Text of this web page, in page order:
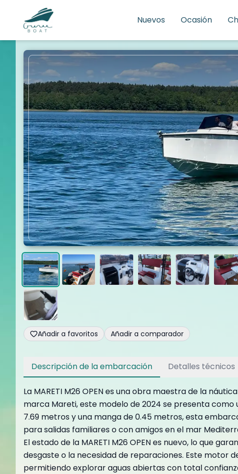
Nuevos Ocasión
Añadir a favoritos Añadir a comparador
Descripción de la embarcación Detalles técnicos
La MARETI M26 OPEN es una obra maestra de la
marca Mareti, este modelo de 2024 se presenta como
7.69 metros y una manga de 0.45 metros, esta
para salidas familiares o con amigos en el mar
El estado de la MARETI M26 OPEN es nuevo, lo que
desgaste o la necesidad de reparaciones. Este motor
permitiendo explorar aguas abiertas con total